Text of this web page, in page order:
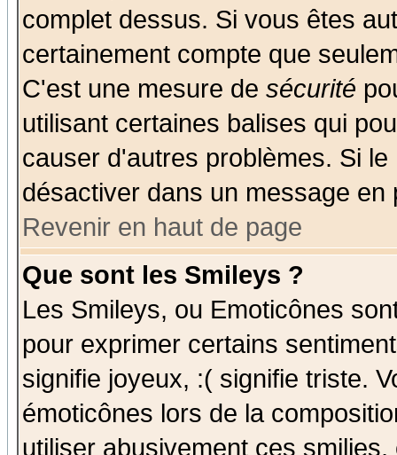
complet dessus. Si vous êtes
certainement compte que
C'est une mesure de sécurité
utilisant certaines balises qui
causer d'autres problèmes. Si
désactiver dans un message
Revenir en haut de page
Que sont les Smileys ?
Les Smileys, ou Emoticônes
pour exprimer certains
signifie joyeux, :( signifie triste.
émoticônes lors de la
utiliser abusivement ces